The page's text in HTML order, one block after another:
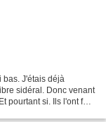
bas. J'étais déjà
sidéral. Donc venant
pourtant si. Ils l'ont fait.